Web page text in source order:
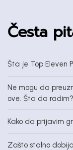
Česta
Šta je Top Eleven
Ne mogu da
ove. Šta da radim?
Kako da prijavim
Zašto stalno